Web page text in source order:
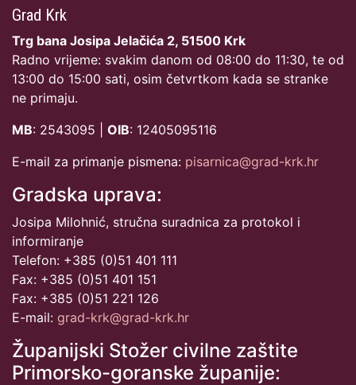
Grad Krk
Trg bana Josipa Jelačića 2, 51500 Krk
Radno vrijeme: svakim danom od 08:00 do 11:30, te od
13:00 do 15:00 sati, osim četvrtkom kada se stranke
ne primaju.
MB: 2543095 | OIB: 12405095116
E-mail za primanje pismena: pisarnica@grad-krk.hr
Gradska uprava:
Josipa Milohnić, stručna suradnica za protokol i
informiranje
Telefon: +385 (0)51 401 111
Fax: +385 (0)51 401 151
Fax: +385 (0)51 221 126
E-mail: grad-krk@grad-krk.hr
Županijski Stožer civilne zaštite
Primorsko-goranske županije: